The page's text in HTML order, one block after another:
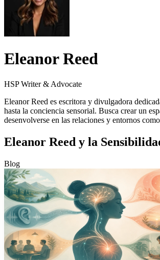
Eleanor Reed
HSP Writer & Advocate
Eleanor Reed es escritora y divulgadora
hasta la conciencia sensorial. Busca crear un
desenvolverse en las relaciones y entornos
Eleanor Reed y la
Blog